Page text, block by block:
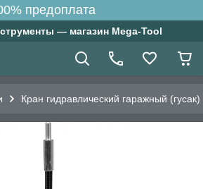
предоплата
— магазин Mega-Tool
Кран гидравлический гаражный (гусак)